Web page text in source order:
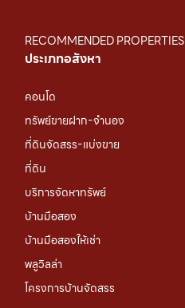
RECOMMENDED PROPERTIES
ประเภทอสังหา
คอนโด
ทรัพย์ขายฝาก-จำนอง
ที่ดินจัดสรร-แบ่งขาย
ที่ดิน
บริการจัดหาทรัพย์
บ้านมือสอง
บ้านมือสองให้เช่า
พลูวิลล่า
โครงการบ้านจัดสรร